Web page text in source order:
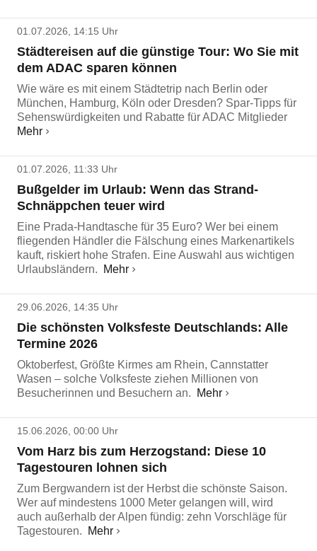
01.07.2026, 14:15 Uhr
Städtereisen auf die günstige Tour: Wo Sie mit
dem ADAC sparen können
Wie wäre es mit einem Städtetrip nach Berlin oder
München, Hamburg, Köln oder Dresden? Spar-Tipps für
Sehenswürdigkeiten und Rabatte für ADAC Mitglieder
Mehr
01.07.2026, 11:33 Uhr
Bußgelder im Urlaub: Wenn das Strand-
Schnäppchen teuer wird
Eine Prada-Handtasche für 35 Euro? Wer bei einem
fliegenden Händler die Fälschung eines Markenartikels
kauft, riskiert hohe Strafen. Eine Auswahl aus wichtigen
Urlaubsländern.
Mehr
29.06.2026, 14:35 Uhr
Die schönsten Volksfeste Deutschlands: Alle
Termine 2026
Oktoberfest, Größte Kirmes am Rhein, Cannstatter
Wasen – solche Volksfeste ziehen Millionen von
Besucherinnen und Besuchern an.
Mehr
15.06.2026, 00:00 Uhr
Vom Harz bis zum Herzogstand: Diese 10
Tagestouren lohnen sich
Zum Bergwandern ist der Herbst die schönste Saison.
Wer auf mindestens 1000 Meter gelangen will, wird
auch außerhalb der Alpen fündig: zehn Vorschläge für
Tagestouren.
Mehr